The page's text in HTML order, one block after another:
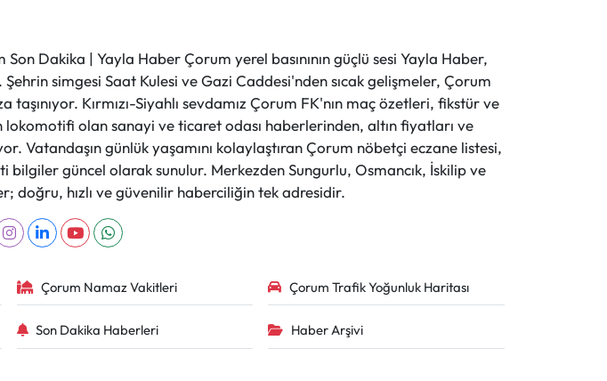
Dakika | Yayla Haber Çorum yerel basınının güçlü sesi Yayla Haber,
Şehrin simgesi Saat Kulesi ve Gazi Caddesi'nden sıcak gelişmeler, Çorum
Kırmızı-Siyahlı sevdamız Çorum FK'nın maç özetleri, fikstür ve
olan sanayi ve ticaret odası haberlerinden, altın fiyatları ve
Vatandaşın günlük yaşamını kolaylaştıran Çorum nöbetçi eczane listesi,
güncel olarak sunulur. Merkezden Sungurlu, Osmancık, İskilip ve
doğru, hızlı ve güvenilir haberciliğin tek adresidir.
Çorum Namaz Vakitleri Çorum Trafik Yoğunluk Haritası
Son Dakika Haberleri Haber Arşivi